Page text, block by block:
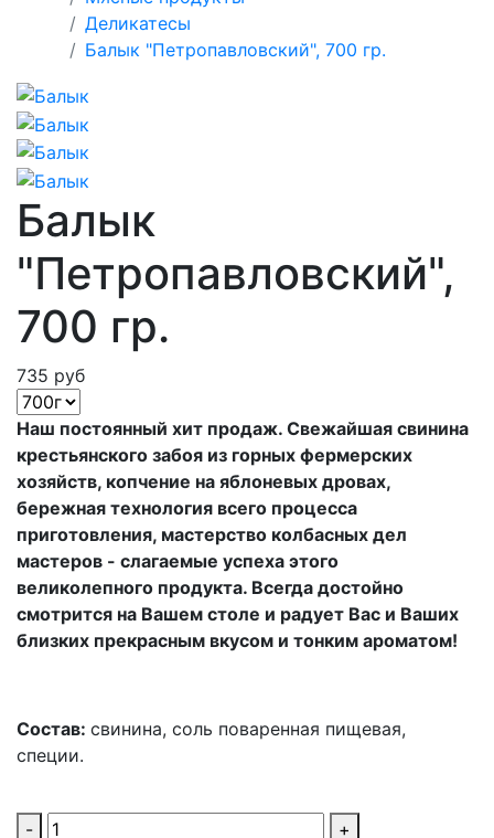
Деликатесы
Балык "Петропавловский", 700 гр.
Балык
"Петропавловский",
700 гр.
735 руб
Наш постоянный хит продаж. Свежайшая свинина
крестьянского забоя из горных фермерских
хозяйств, копчение на яблоневых дровах,
бережная технология всего процесса
приготовления, мастерство колбасных дел
мастеров - слагаемые успеха этого
великолепного продукта. Всегда достойно
смотрится на Вашем столе и радует Вас и Ваших
близких прекрасным вкусом и тонким ароматом!
Состав: свинина, соль поваренная пищевая,
специи.
- +